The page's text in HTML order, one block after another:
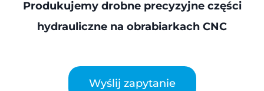
Produkujemy drobne precyzyjne części
hydrauliczne na obrabiarkach CNC
Wyślij zapytanie